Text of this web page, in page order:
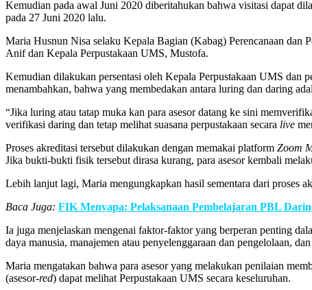
Kemudian pada awal Juni 2020 diberitahukan bahwa visitasi dapat
pada 27 Juni 2020 lalu.
Maria Husnun Nisa selaku Kepala Bagian (Kabag) Perencanaan dan
Anif dan Kepala Perpustakaan UMS, Mustofa.
Kemudian dilakukan persentasi oleh Kepala Perpustakaan UMS
menambahkan, bahwa yang membedakan antara luring dan daring
“Jika luring atau tatap muka kan para asesor datang ke sini
verifikasi daring dan tetap melihat suasana perpustakaan secara live
Proses akreditasi tersebut dilakukan dengan memakai platform Zoom
Jika bukti-bukti fisik tersebut dirasa kurang, para asesor kembali
Lebih lanjut lagi, Maria mengungkapkan hasil sementara dari proses
Baca Juga: FIK Menyapa: Pelaksanaan Pembelajaran PBL
Ia juga menjelaskan mengenai faktor-faktor yang berperan penting
daya manusia, manajemen atau penyelenggaraan dan pengelolaan,
Maria mengatakan bahwa para asesor yang melakukan penilaian
(asesor-red) dapat melihat Perpustakaan UMS secara keseluruhan.